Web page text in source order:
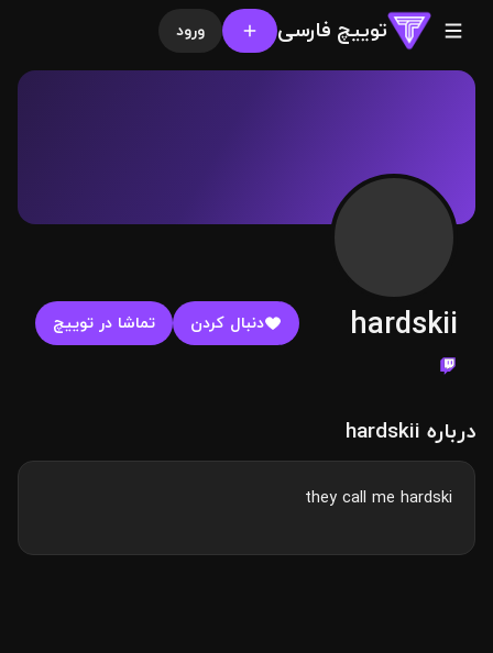
توییچ فارسی ورود
hardskii دنبال کردن تماشا در توییچ
درباره hardskii
they call me hardski